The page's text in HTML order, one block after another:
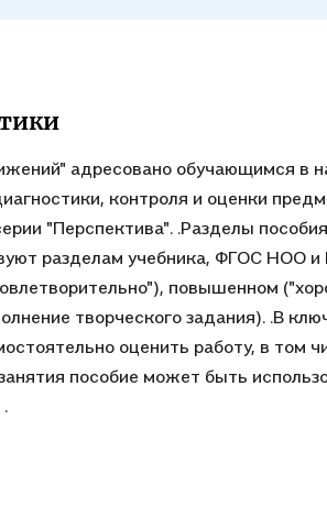
адресовано обучающимся в
контроля и оценки
"Перспектива". .Разделы
разделам учебника, ФГОС НОО
повышенном
творческого задания). .В
оценить работу, в том
пособие может быть